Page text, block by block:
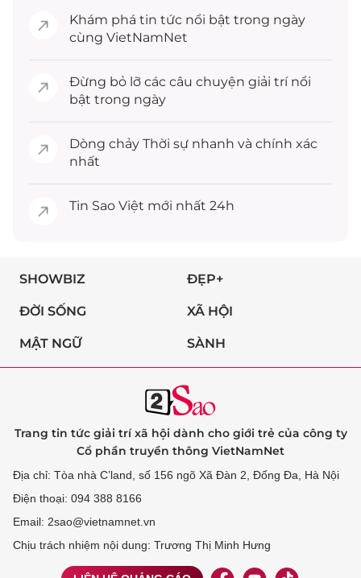
Khám phá tin tức nổi bật trong ngày
cùng VietNamNet
Đừng bỏ lỡ các câu chuyện giải trínổi
bật trong ngày
Dòng chảy Thời sự nhanh và chính xác
nhất
Tin Sao Việt mới nhất 24h
SHOWBIZ ĐẸP+
ĐỜI SỐNG XÃ HỘI
MẬT NGỮ SÀNH
Trang tin tức giải trí xã hội dành cho giới trẻ của công ty
Cổ phần truyền thông VietNamNet
Địa chỉ: Tòa nhà C’land, số 156 ngõ Xã Đàn 2, Đống Đa, Hà Nội
Điện thoại: 094 388 8166
Email: 2sao@vietnamnet.vn
Chịu trách nhiệm nội dung: Trương Thị Minh Hưng